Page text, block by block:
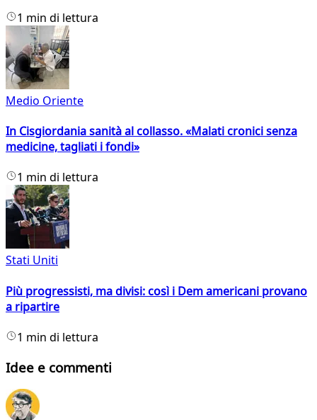
1 min di lettura
Medio Oriente
In Cisgiordania sanità al collasso. «Malati cronici senza
medicine, tagliati i fondi»
1 min di lettura
Stati Uniti
Più progressisti, ma divisi: così i Dem americani provano
a ripartire
1 min di lettura
Idee e commenti